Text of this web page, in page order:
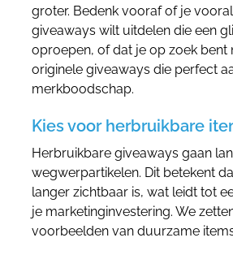
groter. Bedenk vooraf of je
giveaways wilt uitdelen die een
oproepen, of dat je op zoek bent
originele giveaways die perfect
merkboodschap.
Kies voor herbruikbare
Herbruikbare giveaways gaan
wegwerpartikelen. Dit betekent
langer zichtbaar is, wat leidt tot
je marketinginvestering. We
voorbeelden van duurzame